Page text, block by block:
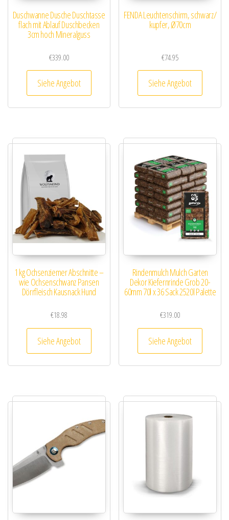
Duschwanne Dusche Duschtasse
flach mit Ablauf Duschbecken
3cm hoch Mineralguss
€339.00
Siehe Angebot
FENDA Leuchtenschirm, schwarz/
kupfer, Ø70cm
€74.95
Siehe Angebot
1 kg Ochsenziemer Abschnitte –
wie Ochsenschwanz Pansen
Dörrfleisch Kausnack Hund
€18.98
Siehe Angebot
Rindenmulch Mulch Garten
Dekor Kiefernrinde Grob 20-
60mm 70l x 36 Sack 2520l Palette
€319.00
Siehe Angebot